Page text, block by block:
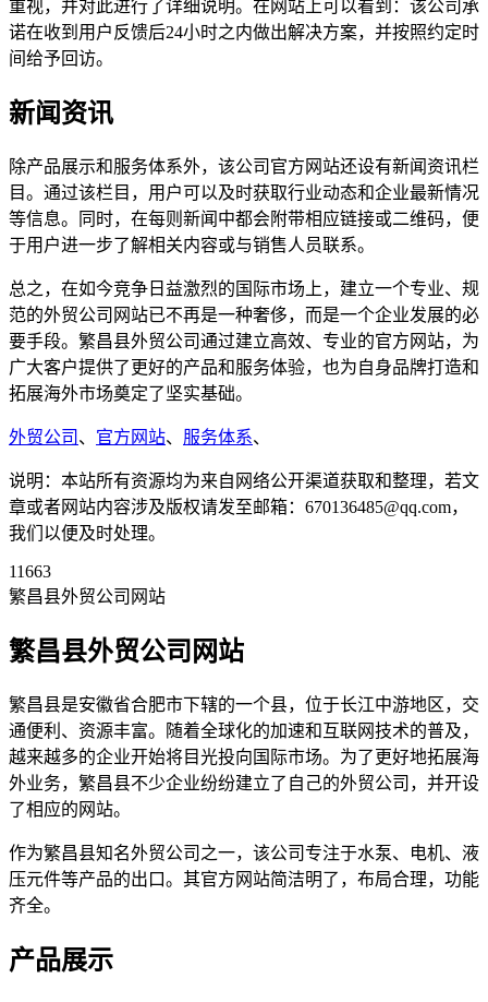
重视，并对此进行了详细说明。在网站上可以看到：该公司承
诺在收到用户反馈后24小时之内做出解决方案，并按照约定时
间给予回访。
新闻资讯
除产品展示和服务体系外，该公司官方网站还设有新闻资讯栏
目。通过该栏目，用户可以及时获取行业动态和企业最新情况
等信息。同时，在每则新闻中都会附带相应链接或二维码，便
于用户进一步了解相关内容或与销售人员联系。
总之，在如今竞争日益激烈的国际市场上，建立一个专业、规
范的外贸公司网站已不再是一种奢侈，而是一个企业发展的必
要手段。繁昌县外贸公司通过建立高效、专业的官方网站，为
广大客户提供了更好的产品和服务体验，也为自身品牌打造和
拓展海外市场奠定了坚实基础。
外贸公司 、 官方网站、 服务体系、
说明：本站所有资源均为来自网络公开渠道获取和整理，若文
章或者网站内容涉及版权请发至邮箱：670136485@qq.com，
我们以便及时处理。
11663
繁昌县外贸公司网站
繁昌县外贸公司网站
繁昌县是安徽省合肥市下辖的一个县，位于长江中游地区，交
通便利、资源丰富。随着全球化的加速和互联网技术的普及，
越来越多的企业开始将目光投向国际市场。为了更好地拓展海
外业务，繁昌县不少企业纷纷建立了自己的外贸公司，并开设
了相应的网站。
作为繁昌县知名外贸公司之一，该公司专注于水泵、电机、液
压元件等产品的出口。其官方网站简洁明了，布局合理，功能
齐全。
产品展示